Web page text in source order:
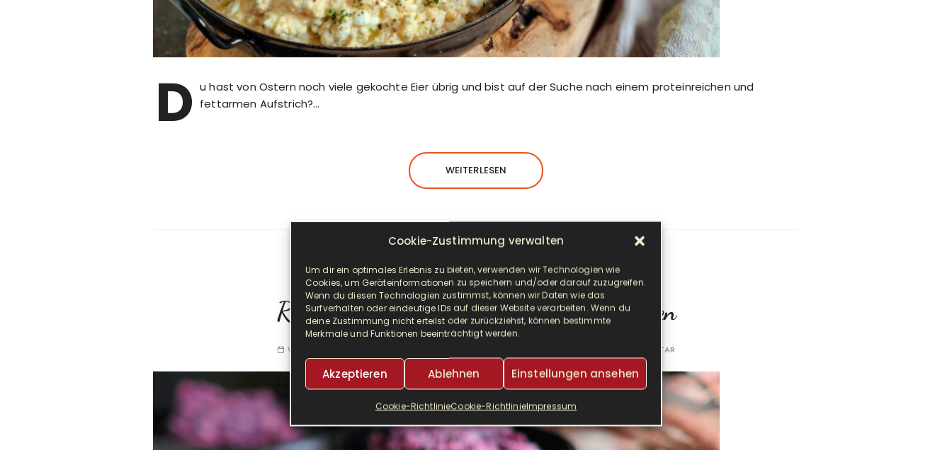
Cookie-Zustimmung verwalten
Um dir ein optimales Erlebnis zu bieten, verwenden wir Technologien wie
Cookies, um Geräteinformationen zu speichern und/oder darauf zuzugreifen.
Wenn du diesen Technologien zustimmst, können wir Daten wie das
Surfverhalten oder eindeutige IDs auf dieser Website verarbeiten. Wenn du
deine Zustimmung nicht erteilst oder zurückziehst, können bestimmte
Merkmale und Funktionen beeinträchtigt werden.
Akzeptieren Ablehnen Einstellungen ansehen
Cookie-RichtlinieCookie-RichtlinieImpressum
D u hast von Ostern noch viele gekochte Eier übrig und bist auf der Suche nach einem proteinreichen und
fettarmen Aufstrich?…
WEITERLESEN
VORSPEISE/BEILAGE
Rotkohl-Apfel-Krautsalat mit Walnüssen
VOR 7 MONATEN SCHREIBE EINEN KOMMENTAR